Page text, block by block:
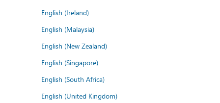
English (Ireland)
English (Malaysia)
English (New Zealand)
English (Singapore)
English (South Africa)
English (United Kingdom)